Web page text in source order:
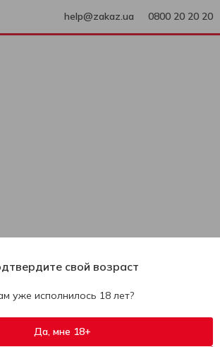
help@zakaz.ua 0800 20 20 20
404
свой возраст
уже исполнилось 18 лет?
Да, мне 18+